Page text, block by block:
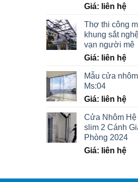
Giá: liên hệ
Thợ thi công
khung sắt
vạn người mê
Giá: liên hệ
Mẫu cửa
Ms:04
Giá: liên hệ
Cửa Nhôm
slim 2 Cánh
Phòng 2024
Giá: liên hệ